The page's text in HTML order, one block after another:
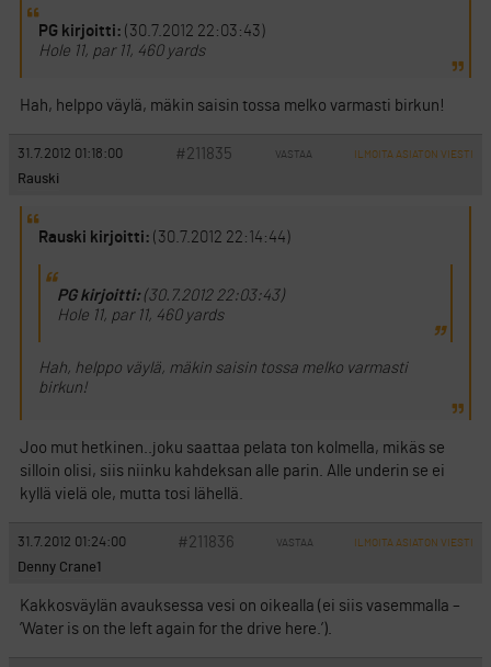
PG kirjoitti: (30.7.2012 22:03:43)
Hole 11, par 11, 460 yards
Hah, helppo väylä, mäkin saisin tossa melko varmasti birkun!
31.7.2012 01:18:00 #211835 VASTAA ILMOITA ASIATON VIESTI
Rauski
Rauski kirjoitti: (30.7.2012 22:14:44)
PG kirjoitti:(30.7.2012 22:03:43)
Hole 11, par 11, 460 yards
Hah, helppo väylä, mäkin saisin tossa melko varmasti
birkun!
Joo mut hetkinen..joku saattaa pelata ton kolmella, mikäs se
silloin olisi, siis niinku kahdeksan alle parin. Alle underin se ei
kyllä vielä ole, mutta tosi lähellä.
31.7.2012 01:24:00 #211836 VASTAA ILMOITA ASIATON VIESTI
Denny Crane1
Kakkosväylän avauksessa vesi on oikealla (ei siis vasemmalla –
’Water is on the left again for the drive here.’).